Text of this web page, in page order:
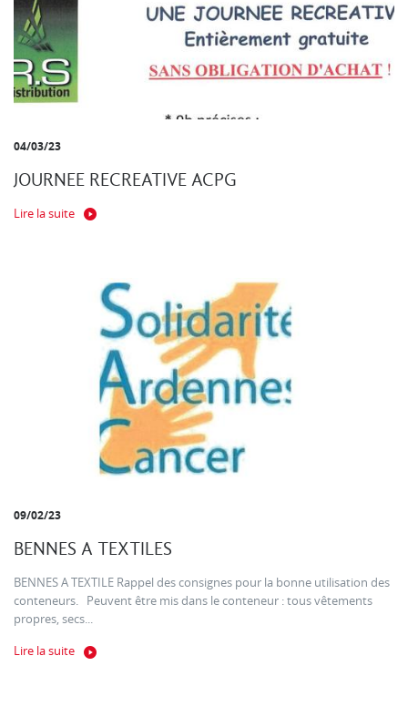
04/03/23
JOURNEE RECREATIVE ACPG
Lire la suite
09/02/23
BENNES A TEXTILES
BENNES A TEXTILE Rappel des consignes pour la bonne utilisation des
conteneurs. Peuvent être mis dans le conteneur : tous vêtements
propres, secs...
Lire la suite